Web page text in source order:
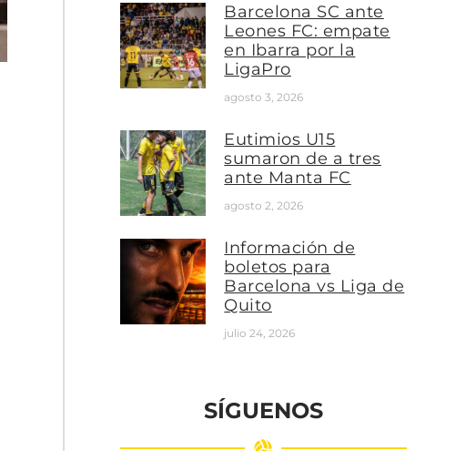
Barcelona SC ante
Leones FC: empate
en Ibarra por la
LigaPro
agosto 3, 2026
Eutimios U15
sumaron de a tres
ante Manta FC
agosto 2, 2026
Información de
boletos para
Barcelona vs Liga de
Quito
julio 24, 2026
SÍGUENOS